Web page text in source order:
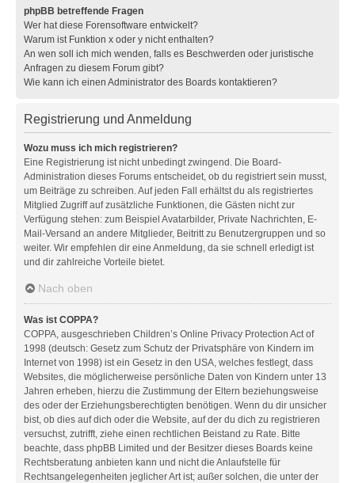
phpBB betreffende Fragen
Wer hat diese Forensoftware entwickelt?
Warum ist Funktion x oder y nicht enthalten?
An wen soll ich mich wenden, falls es Beschwerden oder juristische
Anfragen zu diesem Forum gibt?
Wie kann ich einen Administrator des Boards kontaktieren?
Registrierung und Anmeldung
Wozu muss ich mich registrieren?
Eine Registrierung ist nicht unbedingt zwingend. Die Board-
Administration dieses Forums entscheidet, ob du registriert sein musst,
um Beiträge zu schreiben. Auf jeden Fall erhältst du als registriertes
Mitglied Zugriff auf zusätzliche Funktionen, die Gästen nicht zur
Verfügung stehen: zum Beispiel Avatarbilder, Private Nachrichten, E-
Mail-Versand an andere Mitglieder, Beitritt zu Benutzergruppen und so
weiter. Wir empfehlen dir eine Anmeldung, da sie schnell erledigt ist
und dir zahlreiche Vorteile bietet.
Nach oben
Was ist COPPA?
COPPA, ausgeschrieben Children’s Online Privacy Protection Act of
1998 (deutsch: Gesetz zum Schutz der Privatsphäre von Kindern im
Internet von 1998) ist ein Gesetz in den USA, welches festlegt, dass
Websites, die möglicherweise persönliche Daten von Kindern unter 13
Jahren erheben, hierzu die Zustimmung der Eltern beziehungsweise
des oder der Erziehungsberechtigten benötigen. Wenn du dir unsicher
bist, ob dies auf dich oder die Website, auf der du dich zu registrieren
versuchst, zutrifft, ziehe einen rechtlichen Beistand zu Rate. Bitte
beachte, dass phpBB Limited und der Besitzer dieses Boards keine
Rechtsberatung anbieten kann und nicht die Anlaufstelle für
Rechtsangelegenheiten jeglicher Art ist; außer solchen, die unter der